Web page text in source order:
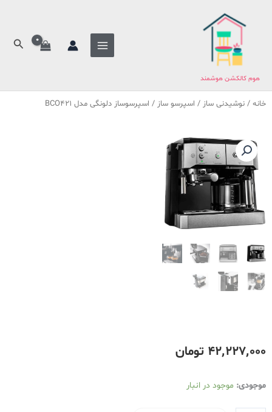
هوم کالکشن هوشمند
خانه / نوشیدنی ساز / اسپرسو ساز / اسپرسوساز دلونگی مدل BCO421
۴۲٬۲۲۷٬۰۰۰ تومان
موجودی: موجود در انباراسپرسوساز